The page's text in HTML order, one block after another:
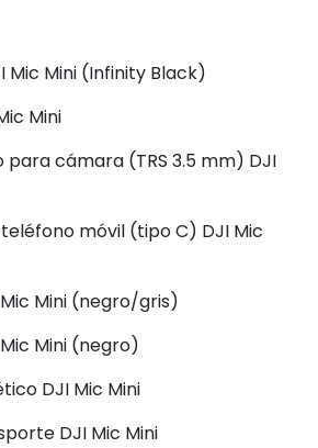
Mic Mini (Infinity Black)
Mini
para cámara (TRS 3.5 mm) DJI
móvil (tipo C) DJI Mic
Mini (negro/gris)
Mini (negro)
DJI Mic Mini
DJI Mic Mini